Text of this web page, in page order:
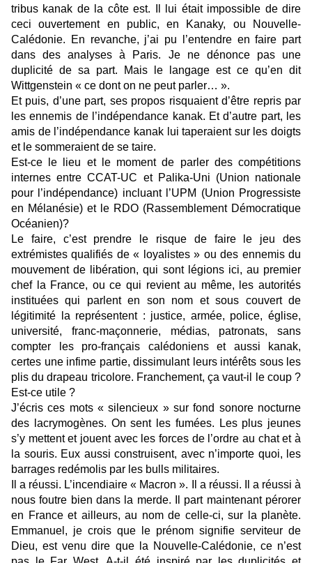
tribus kanak de la côte est. Il lui était impossible de dire
ceci ouvertement en public, en Kanaky, ou Nouvelle-
Calédonie. En revanche, j’ai pu l’entendre en faire part
dans des analyses à Paris. Je ne dénonce pas une
duplicité de sa part. Mais le langage est ce qu’en dit
Wittgenstein « ce dont on ne peut parler… ».
Et puis, d’une part, ses propos risquaient d’être repris par
les ennemis de l’indépendance kanak. Et d’autre part, les
amis de l’indépendance kanak lui taperaient sur les doigts
et le sommeraient de se taire.
Est-ce le lieu et le moment de parler des compétitions
internes entre CCAT-UC et Palika-Uni (Union nationale
pour l’indépendance) incluant l’UPM (Union Progressiste
en Mélanésie) et le RDO (Rassemblement Démocratique
Océanien)?
Le faire, c’est prendre le risque de faire le jeu des
extrémistes qualifiés de « loyalistes » ou des ennemis du
mouvement de libération, qui sont légions ici, au premier
chef la France, ou ce qui revient au même, les autorités
instituées qui parlent en son nom et sous couvert de
légitimité la représentent : justice, armée, police, église,
université, franc-maçonnerie, médias, patronats, sans
compter les pro-français calédoniens et aussi kanak,
certes une infime partie, dissimulant leurs intérêts sous les
plis du drapeau tricolore. Franchement, ça vaut-il le coup ?
Est-ce utile ?
J’écris ces mots « silencieux » sur fond sonore nocturne
des lacrymogènes. On sent les fumées. Les plus jeunes
s’y mettent et jouent avec les forces de l’ordre au chat et à
la souris. Eux aussi construisent, avec n’importe quoi, les
barrages redémolis par les bulls militaires.
Il a réussi. L’incendiaire « Macron ». Il a réussi. Il a réussi à
nous foutre bien dans la merde. Il part maintenant pérorer
en France et ailleurs, au nom de celle-ci, sur la planète.
Emmanuel, je crois que le prénom signifie serviteur de
Dieu, est venu dire que la Nouvelle-Calédonie, ce n’est